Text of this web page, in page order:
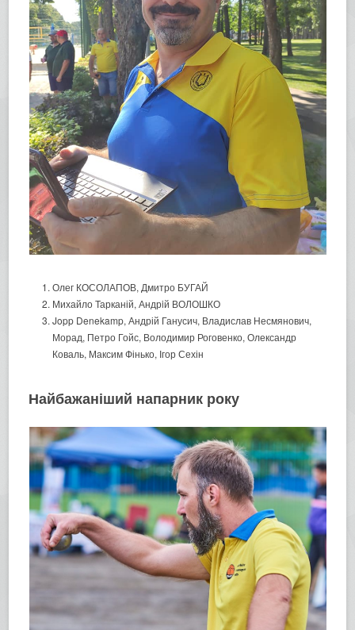
Олег КОСОЛАПОВ, Дмитро БУГАЙ
Михайло Тарканій, Андрiй ВОЛОШКО
Jopp Denekamp, Андрій Ганусич, Владислав Несмянович,
Морад, Петро Гойс, Володимир Роговенко, Олександр
Коваль, Максим Фінько, Ігор Сехін
Найбажаніший напарник року